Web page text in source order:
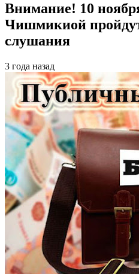
Внимание! 10
Чишмикиой
слушания
3 года назад